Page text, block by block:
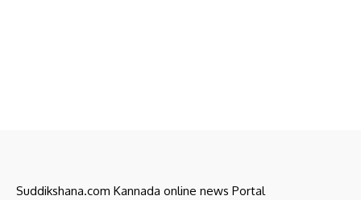
Suddikshana.com Kannada online news Portal